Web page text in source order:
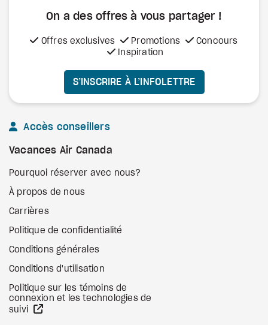
On a des offres à vous partager !
Offres exclusives Promotions
Concours
Inspiration
S’INSCRIRE À L’INFOLETTRE
Accès conseillers
Vacances Air Canada
Pourquoi réserver avec nous?
À propos de nous
Carrières
Politique de confidentialité
Conditions générales
Conditions d'utilisation
Politique sur les témoins de
connexion et les technologies de
suivi